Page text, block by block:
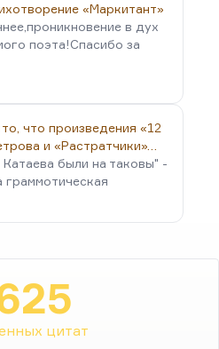
«Маркитант»
в дух
поэта!Спасибо за
что произведения «12
и «Растратчики»…
были на таковы" -
граммотическая
цитат